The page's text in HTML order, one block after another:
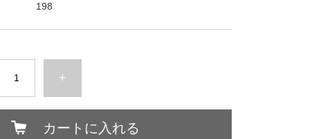
198
+
カートに入れる